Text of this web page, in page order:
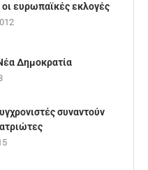
ευρωπαϊκές εκλογές
Δημοκρατία
συναντούν